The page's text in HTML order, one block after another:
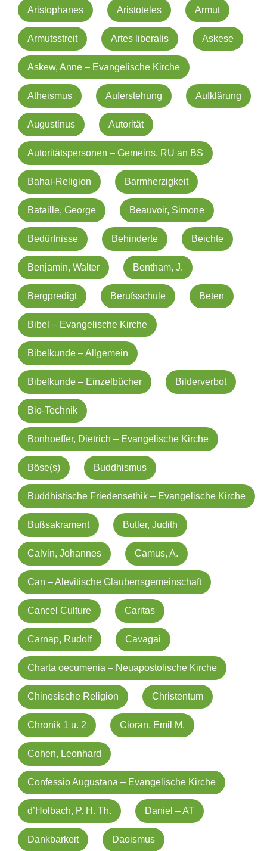
Aristophanes Aristoteles Armut
Armutsstreit Artes liberalis Askese
Askew, Anne – Evangelische Kirche
Atheismus Auferstehung Aufklärung
Augustinus Autorität
Autoritätspersonen – Gemeins. RU an BS
Bahai-Religion Barmherzigkeit
Bataille, George Beauvoir, Simone
Bedürfnisse Behinderte Beichte
Benjamin, Walter Bentham, J.
Bergpredigt Berufsschule Beten
Bibel – Evangelische Kirche
Bibelkunde – Allgemein
Bibelkunde – Einzelbücher Bilderverbot
Bio-Technik
Bonhoeffer, Dietrich – Evangelische Kirche
Böse(s) Buddhismus
Buddhistische Friedensethik – Evangelische Kirche
Bußsakrament Butler, Judith
Calvin, Johannes Camus, A.
Can – Alevitische Glaubensgemeinschaft
Cancel Culture Caritas
Carnap, Rudolf Cavagai
Charta oecumenia – Neuapostolische Kirche
Chinesische Religion Christentum
Chronik 1 u. 2 Cioran, Emil M.
Cohen, Leonhard
Confessio Augustana – Evangelische Kirche
d’Holbach, P. H. Th. Daniel – AT
Dankbarkeit Daoismus